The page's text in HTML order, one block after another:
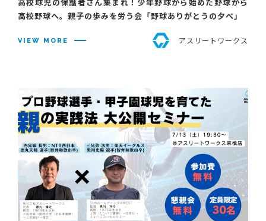
高校野球へ。親子の歩みを労う会「野球ありがとうの夕べ」
VIEW MORE アスリートワークス